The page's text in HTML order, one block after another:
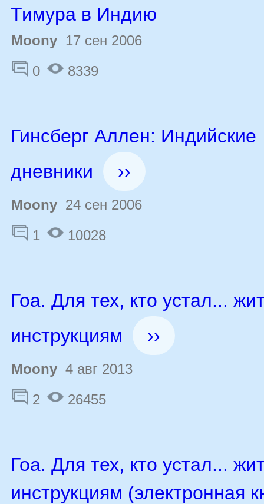
Тимура в Индию
Moony 17 сен 2006
0
8339
Гинсберг Аллен: Индийские
дневники
››
Moony 24 сен 2006
1
10028
Гоа. Для тех, кто устал...
инструкциям
››
Moony 4 авг 2013
2
26455
Гоа. Для тех, кто устал...
инструкциям (электронная